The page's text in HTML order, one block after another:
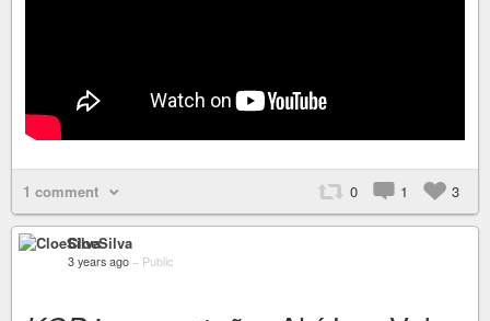
1 comment 0 1 3
CloeSilva
3 years ago – Public